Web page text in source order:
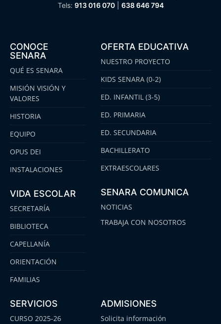
Tels: 913 016 070| 638 646 794
CONOCE
SENARA
QUÉ ES SENARA
MISIÓN VISIÓN Y
VALORES
HISTORIA
EQUIPO
OPUS DEI
INSTALACIONES
VIDA ESCOLAR
SECRETARÍA
BIBLIOTECA
CAPELLANÍA
ORIENTACIÓN
FAMILIAS
OFERTA EDUCATIVA
NUESTRO PROYECTO
KIDS SENARA (0-2)
ED. INFANTIL (3-5)
ED. PRIMARIA
ED. SECUNDARIA
BACHILLERATO
EXTRAESCOLARES
SENARA COMUNICA
NOTICIAS
TRABAJA CON NOSOTROS
SERVICIOS
CURSO 2025-26
ADMISIONES
Solicita información